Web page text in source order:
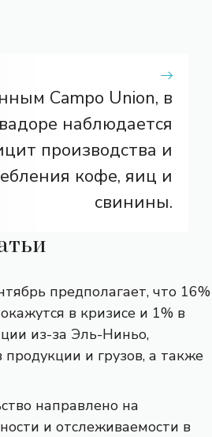
Campo Union, в
наблюдается
производства и
кофе, яиц и
свинины.
предполагает, что 16%
в кризисе и 1% в
из-за Эль-Ниньо,
и грузов, а также
направлено на
и отслеживаемости в